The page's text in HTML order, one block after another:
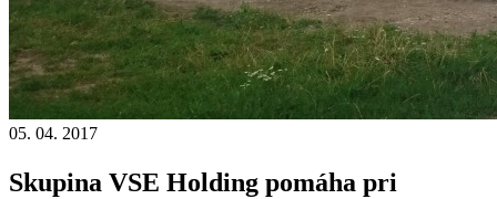
05. 04. 2017
Skupina VSE Holding pomáha pri